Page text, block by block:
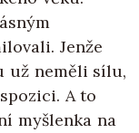
Jenže
už neměli sílu,
A to
myšlenka na